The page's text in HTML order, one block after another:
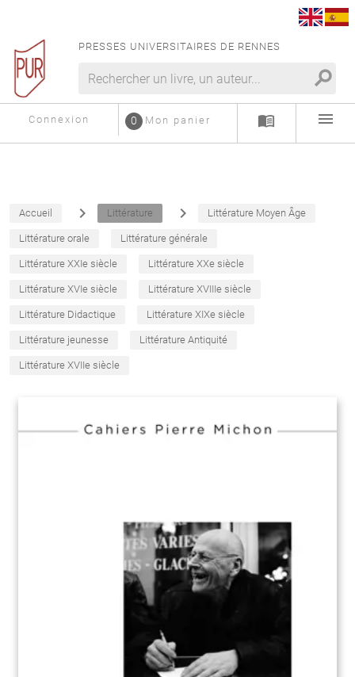
PRESSES UNIVERSITAIRES DE RENNES
search
Connexion Mon panier
0 menu_book menu
Accueil navigate_next Littérature navigate_next Littérature Moyen Âge
Littérature orale Littérature générale
Littérature XXIe siècle Littérature XXe siècle
Littérature XVIe siècle Littérature XVIIIe siècle
Littérature Didactique Littérature XIXe siècle
Littérature jeunesse Littérature Antiquité
Littérature XVIIe siècle